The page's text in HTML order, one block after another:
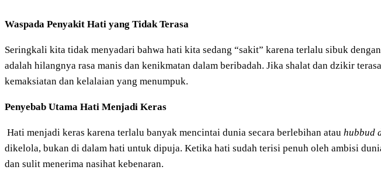
Waspada Penyakit Hati yang Tidak Terasa
Seringkali kita tidak menyadari bahwa hati kita sedang “sakit” karena terlalu sibuk
adalah hilangnya rasa manis dan kenikmatan dalam beribadah. Jika shalat dan dzikir
kemaksiatan dan kelalaian yang menumpuk.
Penyebab Utama Hati Menjadi Keras
Hati menjadi keras karena terlalu banyak mencintai dunia secara berlebihan atau hubbud
dikelola, bukan di dalam hati untuk dipuja. Ketika hati sudah terisi penuh oleh ambisi
dan sulit menerima nasihat kebenaran.